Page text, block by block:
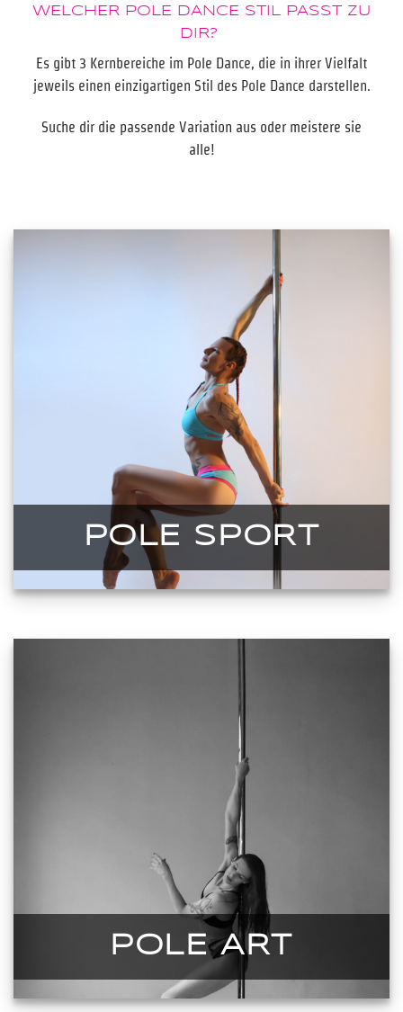
WELCHER POLE DANCE STIL PASST ZU
DIR?
Es gibt 3 Kernbereiche im Pole Dance, die in ihrer Vielfalt
jeweils einen einzigartigen Stil des Pole Dance darstellen.
Suche dir die passende Variation aus oder meistere sie
alle!
POLE SPORT
POLE ART